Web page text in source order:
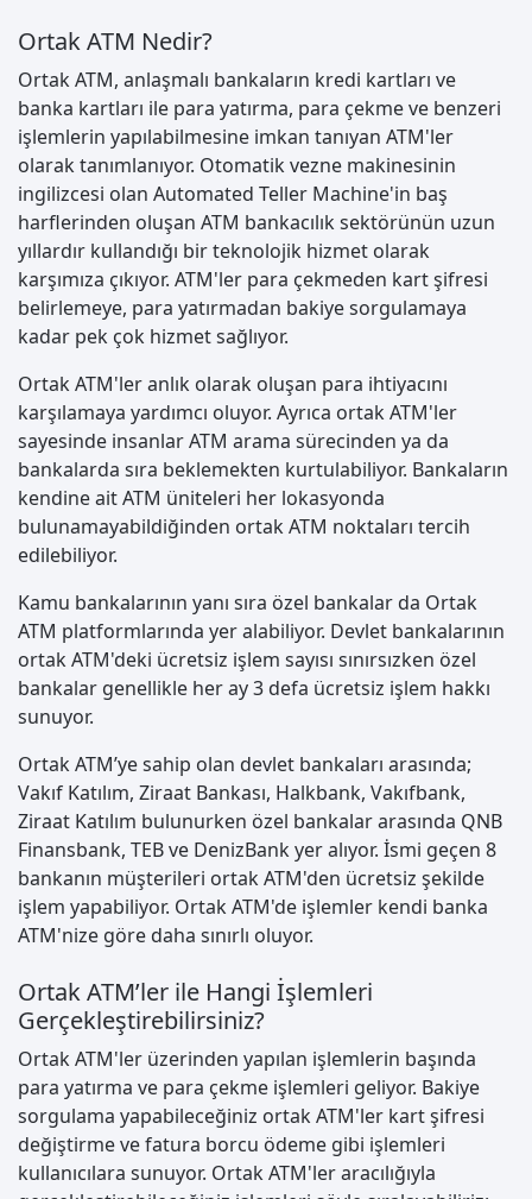
Ortak ATM Nedir?
Ortak ATM, anlaşmalı bankaların kredi kartları ve
banka kartları ile para yatırma, para çekme ve benzeri
işlemlerin yapılabilmesine imkan tanıyan ATM'ler
olarak tanımlanıyor. Otomatik vezne makinesinin
ingilizcesi olan Automated Teller Machine'in baş
harflerinden oluşan ATM bankacılık sektörünün uzun
yıllardır kullandığı bir teknolojik hizmet olarak
karşımıza çıkıyor. ATM'ler para çekmeden kart şifresi
belirlemeye, para yatırmadan bakiye sorgulamaya
kadar pek çok hizmet sağlıyor.
Ortak ATM'ler anlık olarak oluşan para ihtiyacını
karşılamaya yardımcı oluyor. Ayrıca ortak ATM'ler
sayesinde insanlar ATM arama sürecinden ya da
bankalarda sıra beklemekten kurtulabiliyor. Bankaların
kendine ait ATM üniteleri her lokasyonda
bulunamayabildiğinden ortak ATM noktaları tercih
edilebiliyor.
Kamu bankalarının yanı sıra özel bankalar da Ortak
ATM platformlarında yer alabiliyor. Devlet bankalarının
ortak ATM'deki ücretsiz işlem sayısı sınırsızken özel
bankalar genellikle her ay 3 defa ücretsiz işlem hakkı
sunuyor.
Ortak ATM’ye sahip olan devlet bankaları arasında;
Vakıf Katılım, Ziraat Bankası, Halkbank, Vakıfbank,
Ziraat Katılım bulunurken özel bankalar arasında QNB
Finansbank, TEB ve DenizBank yer alıyor. İsmi geçen 8
bankanın müşterileri ortak ATM'den ücretsiz şekilde
işlem yapabiliyor. Ortak ATM'de işlemler kendi banka
ATM'nize göre daha sınırlı oluyor.
Ortak ATM’ler ile Hangi İşlemleri
Gerçekleştirebilirsiniz?
Ortak ATM'ler üzerinden yapılan işlemlerin başında
para yatırma ve para çekme işlemleri geliyor. Bakiye
sorgulama yapabileceğiniz ortak ATM'ler kart şifresi
değiştirme ve fatura borcu ödeme gibi işlemleri
kullanıcılara sunuyor. Ortak ATM'ler aracılığıyla